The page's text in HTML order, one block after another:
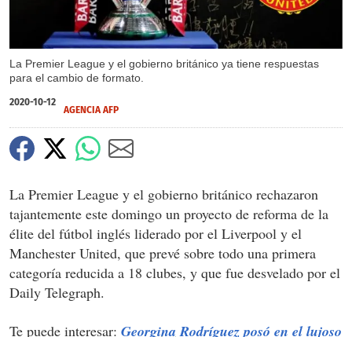
La Premier League y el gobierno británico ya tiene respuestas
para el cambio de formato.
2020-10-12
AGENCIA AFP
La Premier League y el gobierno británico rechazaron
tajantemente este domingo un proyecto de reforma de la
élite del fútbol inglés liderado por el Liverpool y el
Manchester United, que prevé sobre todo una primera
categoría reducida a 18 clubes, y que fue desvelado por el
Daily Telegraph.
Te puede interesar: Georgina Rodríguez posó en el lujoso